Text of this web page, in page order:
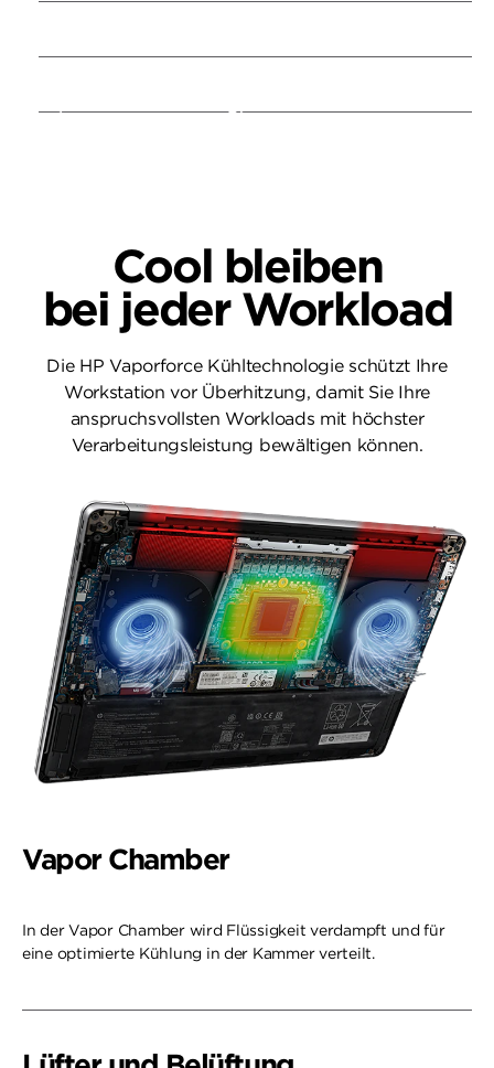
Thunderbolt™4 mit USB
Cool bleiben
bei jeder Workload
Die HP Vaporforce Kühltechnologie schützt Ihre
Workstation vor Überhitzung, damit Sie Ihre
anspruchsvollsten Workloads mit höchster
Verarbeitungsleistung bewältigen können.
Vapor Chamber
In der Vapor Chamber wird Flüssigkeit verdampft und für
eine optimierte Kühlung in der Kammer verteilt.